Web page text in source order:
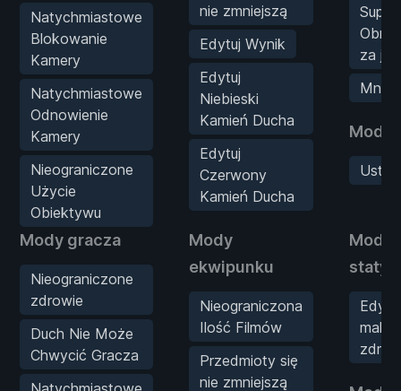
Natychmiastowe
Blokowanie
Kamery
Natychmiastowe
Odnowienie
Kamery
Nieograniczone
Użycie
Obiektywu
nie zmniejszą
Edytuj Wynik
Edytuj
Niebieski
Kamień Ducha
Edytuj
Czerwony
Kamień Ducha
Super
za
Mody
Mody gracza
Nieograniczone
zdrowie
Duch Nie Może
Chwycić Gracza
Mody
ekwipunku
Nieograniczona
Ilość Filmów
Przedmioty się
nie zmniejszą
Mody
Edytuj